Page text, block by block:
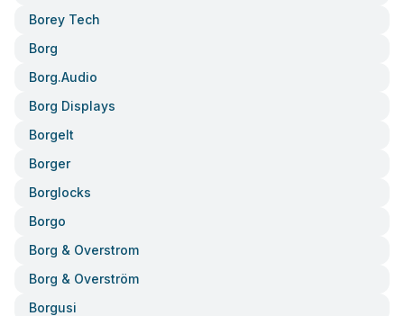
Borey Tech
Borg
Borg.audio
Borg Displays
Borgelt
Borger
Borglocks
Borgo
Borg & Overstrom
Borg & Overström
Borgusi